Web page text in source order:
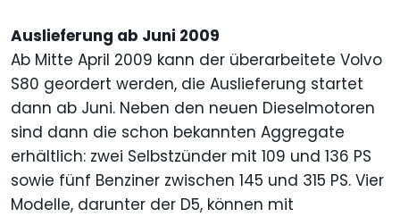
Auslieferung ab Juni 2009
Ab Mitte April 2009 kann der überarbeitete Volvo
S80 geordert werden, die Auslieferung startet
dann ab Juni. Neben den neuen Dieselmotoren
sind dann die schon bekannten Aggregate
erhältlich: zwei Selbstzünder mit 109 und 136 PS
sowie fünf Benziner zwischen 145 und 315 PS. Vier
Modelle, darunter der D5, können mit